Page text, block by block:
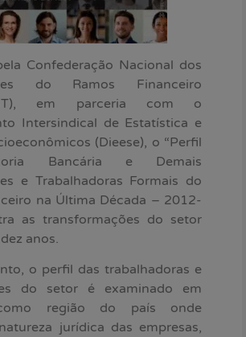
Confederação Nacional dos
do Ramos Financeiro
em parceria com o
Intersindical de Estatística e
(Dieese), o “Perfil
Bancária e Demais
e Trabalhadoras Formais do
na Última Década – 2012-
as transformações do setor
anos.
o perfil das trabalhadoras e
do setor é examinado em
região do país onde
jurídica das empresas,